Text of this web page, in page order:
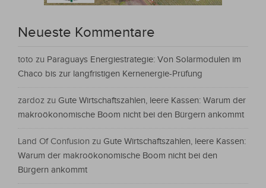
Neueste Kommentare
toto zu Paraguays Energiestrategie: Von Solarmodulen im
Chaco bis zur langfristigen Kernenergie-Prüfung
zardoz zu Gute Wirtschaftszahlen, leere Kassen: Warum der
makroökonomische Boom nicht bei den Bürgern ankommt
Land Of Confusion zu Gute Wirtschaftszahlen, leere Kassen:
Warum der makroökonomische Boom nicht bei den
Bürgern ankommt